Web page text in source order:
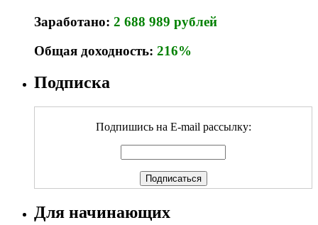
Заработано: 2 688 989 рублей
Общая доходность: 216%
Подписка
Подпишись на E-mail рассылку:
Для начинающих